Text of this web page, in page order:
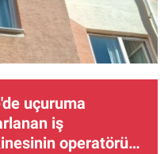
uçuruma
iş
operatörü